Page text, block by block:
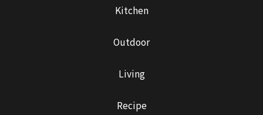
Kitchen
Outdoor
Living
Recipe